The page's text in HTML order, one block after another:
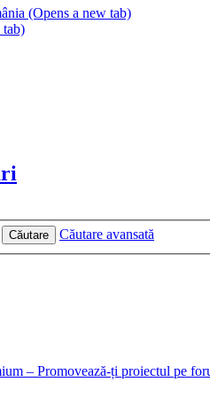
(Opens a new tab)
tab)
Căutare
Căutare avansată
– Promovează-ți proiectul pe